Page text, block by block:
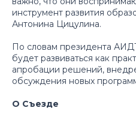
инструмент развития
Антонина Цицулина.
По словам президента
будет развиваться как
апробации решений,
обсуждения новых
О Съезде